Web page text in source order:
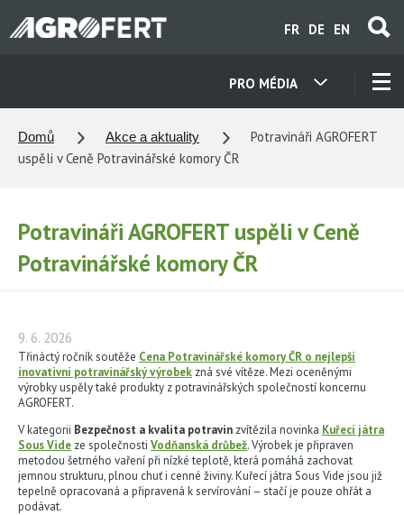
EN
DE
FR
PRO MÉDIA
KONTAKTY
O NÁS
AKTUALITY
Domů Akce a aktuality
Potravináři AGROFERT
uspěli v Ceně Potravinářské komory ČR
Potravináři AGROFERT uspěli v Ceně
Potravinářské komory ČR
9. 6. 2026
Třináctý ročník soutěže Cena Potravinářské komory ČR o nejlepší
inovativní potravinářský výrobek zná své vítěze. Mezi oceněnými
výrobky uspěly také produkty z potravinářských společností koncernu
AGROFERT.
V kategorii Bezpečnost a kvalita potravin zvítězila novinka Kuřecí játra
Sous Vide ze společnosti Vodňanská drůbež. Výrobek je připraven
metodou šetrného vaření při nízké teplotě, která pomáhá zachovat
jemnou strukturu, plnou chuť i cenné živiny. Kuřecí játra Sous Vide jsou již
tepelně opracovaná a připravená k servírování – stačí je pouze ohřát a
podávat.